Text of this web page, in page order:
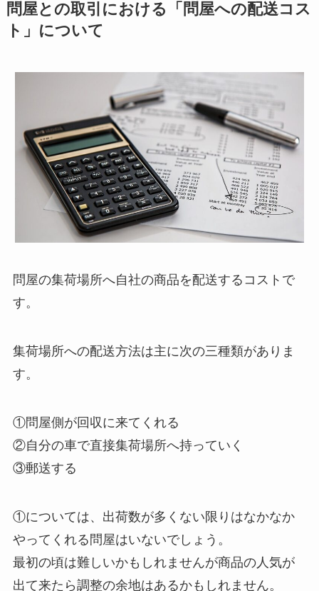
問屋との取引における「問屋への配送コス
ト」について
問屋の集荷場所へ自社の商品を配送するコストで
す。
集荷場所への配送方法は主に次の三種類がありま
す。
①問屋側が回収に来てくれる
②自分の車で直接集荷場所へ持っていく
③郵送する
①については、出荷数が多くない限りはなかなか
やってくれる問屋はいないでしょう。
最初の頃は難しいかもしれませんが商品の人気が
出て来たら調整の余地はあるかもしれません。